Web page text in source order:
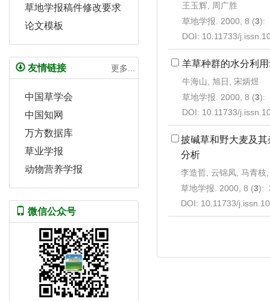
王玉辉, 周广胜
草地学报. 2000, 8 (3):
DOI: 10.11733/
羊草种群的水分利
牛海山, 旭日, 宋炳煜
草地学报. 2000, 8 (3):
DOI: 10.11733/
披碱草和野大麦及其
分析
李造哲, 云锦凤, 马青枝
草地学报. 2000, 8 (3):
DOI: 10.11733/
草地学报稿件修改要求
论文模板
友情链接 更多...
中国草学会
中国知网
万方数据库
草业学报
动物营养学报
微信公众号